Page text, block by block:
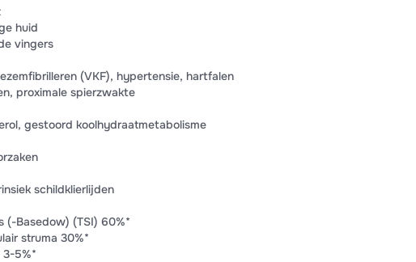
huid
vingers
(VKF), hypertensie, hartfalen
proximale spierzwakte
gestoord koolhydraatmetabolisme
schildklierlijden
(-Basedow) (TSI) 60%*
struma 30%*
3-5%*